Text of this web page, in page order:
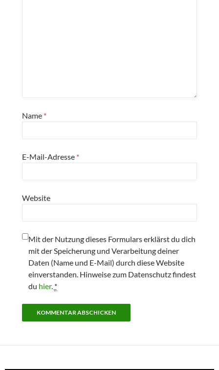
Name *
E-Mail-Adresse *
Website
Mit der Nutzung dieses Formulars erklärst du dich
mit der Speicherung und Verarbeitung deiner
Daten (Name und E-Mail) durch diese Website
einverstanden. Hinweise zum Datenschutz findest
du hier. *